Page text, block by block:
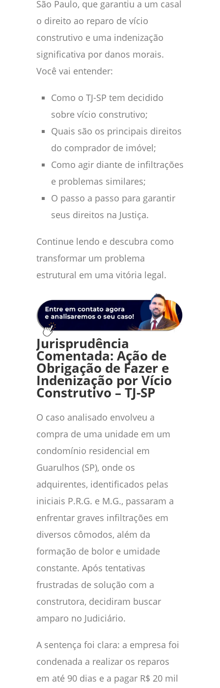
São Paulo, que garantiu a um casal
o direito ao reparo de vício
construtivo e uma indenização
significativa por danos morais.
Você vai entender:
Como o TJ-SP tem decidido
sobre vício construtivo;
Quais são os principais direitos
do comprador de imóvel;
Como agir diante de infiltrações
e problemas similares;
O passo a passo para garantir
seus direitos na Justiça.
Continue lendo e descubra como
transformar um problema
estrutural em uma vitória legal.
Jurisprudência
Comentada: Ação de
Obrigação de Fazer e
Indenização por Vício
Construtivo – TJ-SP
O caso analisado envolveu a
compra de uma unidade em um
condomínio residencial em
Guarulhos (SP), onde os
adquirentes, identificados pelas
iniciais P.R.G. e M.G., passaram a
enfrentar graves infiltrações em
diversos cômodos, além da
formação de bolor e umidade
constante. Após tentativas
frustradas de solução com a
construtora, decidiram buscar
amparo no Judiciário.
A sentença foi clara: a empresa foi
condenada a realizar os reparos
em até 90 dias e a pagar R$ 20 mil